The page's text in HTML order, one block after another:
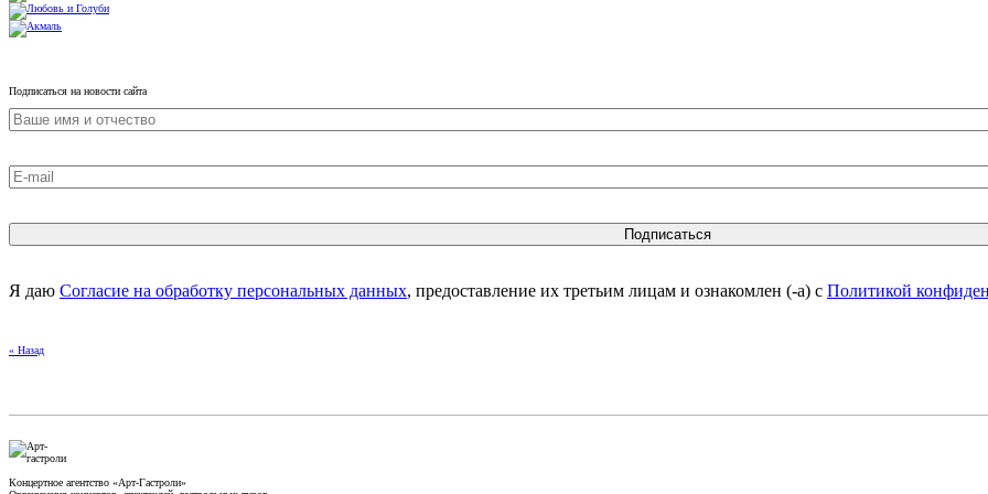
Подписаться на новости сайта
Я даю Согласие на обработку персональных данных, предоставление их третьим лицам и ознакомлен (-а) c Политикой
« Назад
Концертное агентство «Арт-Гастроли»